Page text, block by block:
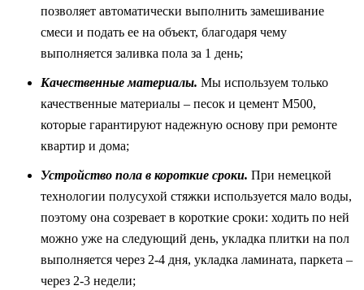
позволяет автоматически выполнить замешивание
смеси и подать ее на объект, благодаря чему
выполняется заливка пола за 1 день;
Качественные материалы. Мы используем только
качественные материалы – песок и цемент М500,
которые гарантируют надежную основу при ремонте
квартир и дома;
Устройство пола в короткие сроки. При немецкой
технологии полусухой стяжки используется мало воды,
поэтому она созревает в короткие сроки: ходить по ней
можно уже на следующий день, укладка плитки на пол
выполняется через 2-4 дня, укладка ламината, паркета –
через 2-3 недели;